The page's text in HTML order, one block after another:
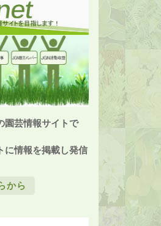
芸情報サイトで
に情報を掲載し発信
から